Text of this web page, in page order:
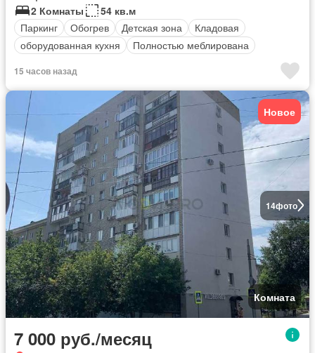
2 Комнаты
54 кв.м
Паркинг
Обогрев Детская зона
Кладовая
оборудованная кухня
Полностью меблирована
15 часов назад
14фото
Новое
Комната
7 000 руб./месяц